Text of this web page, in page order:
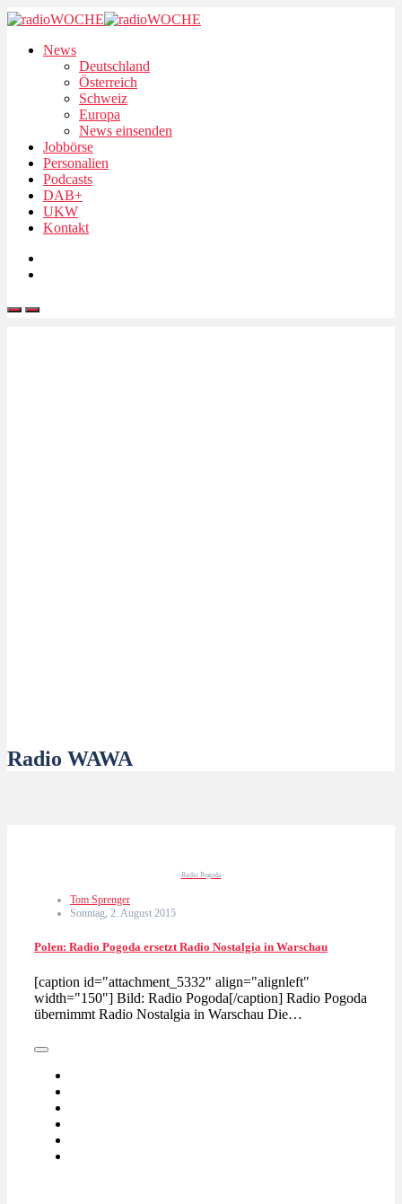
News
Deutschland
Österreich
Schweiz
Europa
News einsenden
Jobbörse
Personalien
Podcasts
DAB+
UKW
Kontakt
Radio WAWA
Radio Pogoda
Tom Sprenger
Sonntag, 2. August 2015
Polen: Radio Pogoda ersetzt Radio Nostalgia in Warschau
[caption id="attachment_5332" align="alignleft"
width="150"] Bild: Radio Pogoda[/caption] Radio Pogoda
übernimmt Radio Nostalgia in Warschau Die…